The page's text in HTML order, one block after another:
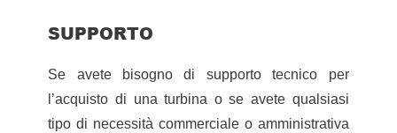
SUPPORTO
Se avete bisogno di supporto tecnico per
l’acquisto di una turbina o se avete qualsiasi
tipo di necessità commerciale o amministrativa